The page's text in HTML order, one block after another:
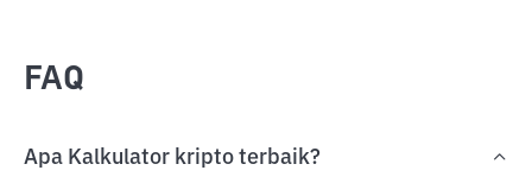
FAQ
Apa Kalkulator kripto terbaik?